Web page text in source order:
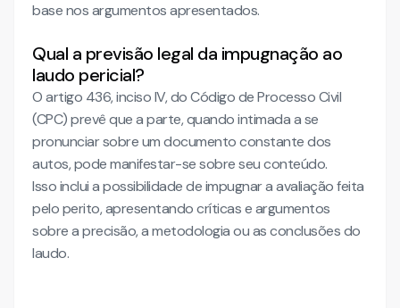
base nos argumentos apresentados.
Qual a previsão legal da impugnação ao
laudo pericial?
O artigo 436, inciso IV, do Código de Processo Civil
(CPC) prevê que a parte, quando intimada a se
pronunciar sobre um documento constante dos
autos, pode manifestar-se sobre seu conteúdo.
Isso inclui a possibilidade de impugnar a avaliação feita
pelo perito, apresentando críticas e argumentos
sobre a precisão, a metodologia ou as conclusões do
laudo.